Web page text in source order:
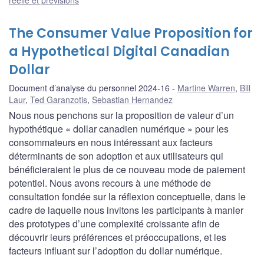
The Consumer Value Proposition for
a Hypothetical Digital Canadian
Dollar
Document d’analyse du personnel 2024-16 Martine Warren, Bill
Laur, Ted Garanzotis, Sebastian Hernandez
Nous nous penchons sur la proposition de valeur d’un
hypothétique « dollar canadien numérique » pour les
consommateurs en nous intéressant aux facteurs
déterminants de son adoption et aux utilisateurs qui
bénéficieraient le plus de ce nouveau mode de paiement
potentiel. Nous avons recours à une méthode de
consultation fondée sur la réflexion conceptuelle, dans le
cadre de laquelle nous invitons les participants à manier
des prototypes d’une complexité croissante afin de
découvrir leurs préférences et préoccupations, et les
facteurs influant sur l’adoption du dollar numérique.